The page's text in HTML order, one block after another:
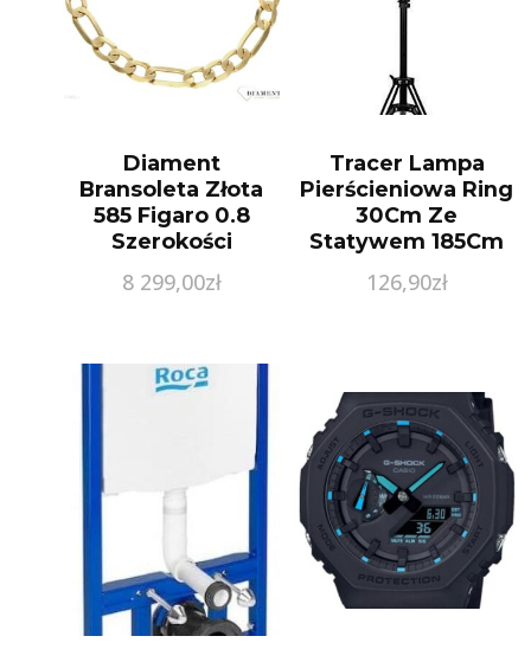
Diament
Bransoleta Złota
585 Figaro 0.8
Szerokości
8 299,00zł
Tracer Lampa
Pierścieniowa Ring
30Cm Ze
Statywem 185Cm
126,90zł